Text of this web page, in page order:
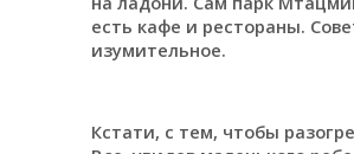
есть кафе и рестораны.
изумительное.
Кстати, с тем, чтобы